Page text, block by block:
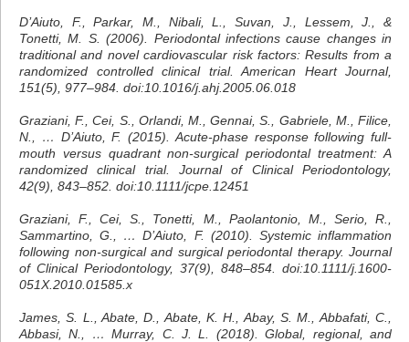
D’Aiuto, F., Parkar, M., Nibali, L., Suvan, J., Lessem, J., &
Tonetti, M. S. (2006). Periodontal infections cause changes in
traditional and novel cardiovascular risk factors: Results from a
randomized controlled clinical trial. American Heart Journal,
151(5), 977–984. doi:10.1016/j.ahj.2005.06.018
Graziani, F., Cei, S., Orlandi, M., Gennai, S., Gabriele, M., Filice,
N., … D’Aiuto, F. (2015). Acute-phase response following full-
mouth versus quadrant non-surgical periodontal treatment: A
randomized clinical trial. Journal of Clinical Periodontology,
42(9), 843–852. doi:10.1111/jcpe.12451
Graziani, F., Cei, S., Tonetti, M., Paolantonio, M., Serio, R.,
Sammartino, G., … D’Aiuto, F. (2010). Systemic inflammation
following non-surgical and surgical periodontal therapy. Journal
of Clinical Periodontology, 37(9), 848–854. doi:10.1111/j.1600-
051X.2010.01585.x
James, S. L., Abate, D., Abate, K. H., Abay, S. M., Abbafati, C.,
Abbasi, N., … Murray, C. J. L. (2018). Global, regional, and